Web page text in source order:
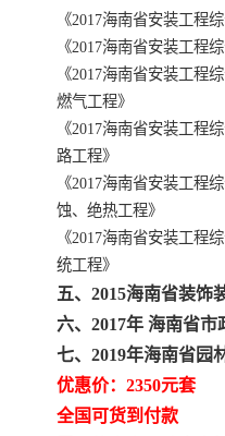
《2017海南省安装工程
《2017海南省安装工程
《2017海南省安装工程
燃气工程》
《2017海南省安装工程
路工程》
《2017海南省安装工程
蚀、绝热工程》
《2017海南省安装工程
统工程》
五、2015海南省装饰
六、2017年 海南省
七、2019年海南省园
优惠价：2350元套
全国可货到付款